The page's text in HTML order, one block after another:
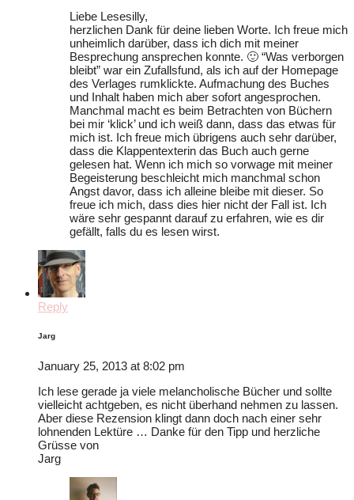
Liebe Lesesilly,
herzlichen Dank für deine lieben Worte. Ich freue mich
unheimlich darüber, dass ich dich mit meiner
Besprechung ansprechen konnte. 🙂 “Was verborgen
bleibt” war ein Zufallsfund, als ich auf der Homepage
des Verlages rumklickte. Aufmachung des Buches
und Inhalt haben mich aber sofort angesprochen.
Manchmal macht es beim Betrachten von Büchern
bei mir ‘klick’ und ich weiß dann, dass das etwas für
mich ist. Ich freue mich übrigens auch sehr darüber,
dass die Klappentexterin das Buch auch gerne
gelesen hat. Wenn ich mich so vorwage mit meiner
Begeisterung beschleicht mich manchmal schon
Angst davor, dass ich alleine bleibe mit dieser. So
freue ich mich, dass dies hier nicht der Fall ist. Ich
wäre sehr gespannt darauf zu erfahren, wie es dir
gefällt, falls du es lesen wirst.
Reply
Jarg
January 25, 2013 at 8:02 pm
Ich lese gerade ja viele melancholische Bücher und sollte
vielleicht achtgeben, es nicht überhand nehmen zu lassen.
Aber diese Rezension klingt dann doch nach einer sehr
lohnenden Lektüre … Danke für den Tipp und herzliche
Grüsse von
Jarg